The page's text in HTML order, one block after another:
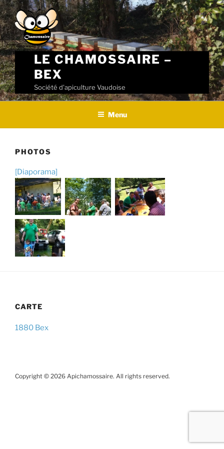
Skip
to
content
LE CHAMOSSAIRE –
BEX
Société d'apiculture Vaudoise
Menu
PHOTOS
[Diaporama]
CARTE
1880 Bex
Copyright © 2026 Apichamossaire. All rights reserved.